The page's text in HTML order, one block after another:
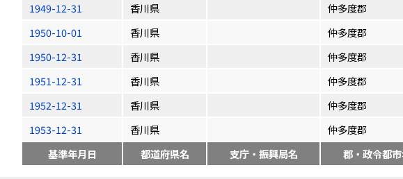
1949-12-31
香川県 仲多度郡
1950-10-01
香川県 仲多度郡
1950-12-31
香川県 仲多度郡
1951-12-31
香川県 仲多度郡
1952-12-31
香川県 仲多度郡
1953-12-31
香川県 仲多度郡
基準年月日
都道府県名 支庁・振興局名 郡・政令都